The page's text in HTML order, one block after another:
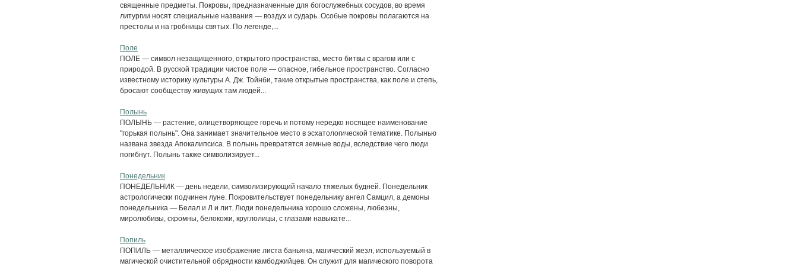
священные предметы. Покровы, предназначенные для богослужебных сосудов, во время
литургии носят специальные названия — воздух и сударь. Особые покровы полагаются на
престолы и на гробницы святых. По легенде,...
Поле
ПОЛЕ — символ незащищенного, открытого пространства, место битвы с врагом или с
природой. В русской традиции чистое поле — опасное, гибельное пространство. Согласно
известному историку культуры А. Дж. Тойнби, такие открытые пространства, как поле и степь,
бросают сообществу живущих там людей...
Полынь
ПОЛЫНЬ — растение, олицетворяющее горечь и потому нередко носящее наименование
"горькая полынь". Она занимает значительное место в эсхатологической тематике. Полынью
названа звезда Апокалипсиса. В полынь превратятся земные воды, вследствие чего люди
погибнут. Полынь также символизирует...
Понедельник
ПОНЕДЕЛЬНИК — день недели, символизирующий начало тяжелых будней. Понедельник
астрологически подчинен луне. Покровительствует понедельнику ангел Самцил, а демоны
понедельника — Белал и Л и лит. Люди понедельника хорошо сложены, любезны,
миролюбивы, скромны, белокожи, круглолицы, с глазами навыкате...
Попиль
ПОПИЛЬ — металлическое изображение листа баньяна, магический жезл, используемый в
магической очистительной обрядности камбоджийцев. Он служит для магического поворота